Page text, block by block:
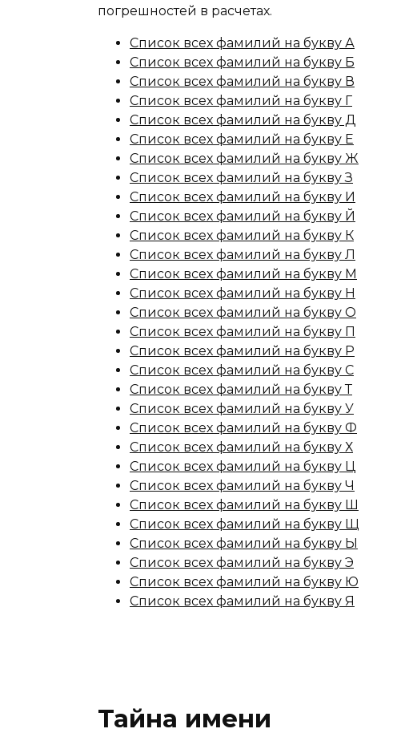
погрешностей в расчетах.
Список всех фамилий на букву А
Список всех фамилий на букву Б
Список всех фамилий на букву В
Список всех фамилий на букву Г
Список всех фамилий на букву Д
Список всех фамилий на букву Е
Список всех фамилий на букву Ж
Список всех фамилий на букву З
Список всех фамилий на букву И
Список всех фамилий на букву Й
Список всех фамилий на букву К
Список всех фамилий на букву Л
Список всех фамилий на букву М
Список всех фамилий на букву Н
Список всех фамилий на букву О
Список всех фамилий на букву П
Список всех фамилий на букву Р
Список всех фамилий на букву С
Список всех фамилий на букву Т
Список всех фамилий на букву У
Список всех фамилий на букву Ф
Список всех фамилий на букву Х
Список всех фамилий на букву Ц
Список всех фамилий на букву Ч
Список всех фамилий на букву Ш
Список всех фамилий на букву Щ
Список всех фамилий на букву Ы
Список всех фамилий на букву Э
Список всех фамилий на букву Ю
Список всех фамилий на букву Я
Тайна имени